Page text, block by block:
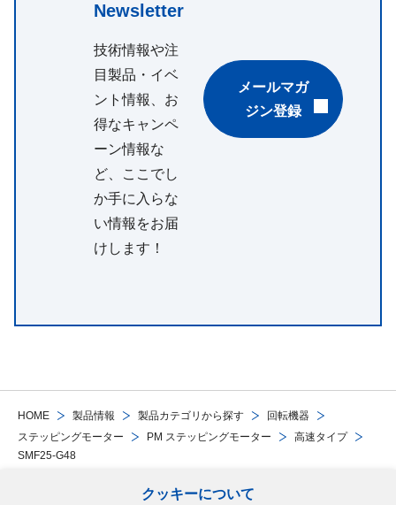
クッキーについて
HOME 製品情報 製品カテゴリから探す
回転機器
ステッピングモーター
PM ステッピングモーター
高速タイプ
SMF25-G48
Newsletter
技術情報や注
目製品・イベ
ント情報、お
得なキャンペ
ーン情報な
ど、ここでし
か手に入らな
い情報をお届
けします！
メールマガ
ジン登録